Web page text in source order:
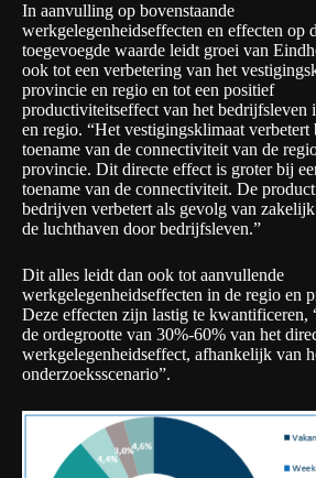
In aanvulling op bovenstaande
werkgelegenheidseffecten en effecten op
toegevoegde waarde leidt groei van
ook tot een verbetering van het
provincie en regio en tot een positief
productiviteitseffect van het bedrijfsleven
en regio. “Het vestigingsklimaat verbetert
toename van de connectiviteit van de
provincie. Dit directe effect is groter bij
toename van de connectiviteit. De
bedrijven verbetert als gevolg van
de luchthaven door bedrijfsleven.”
Dit alles leidt dan ook tot aanvullende
werkgelegenheidseffecten in de regio en
Deze effecten zijn lastig te kwantificeren,
de ordegrootte van 30%-60% van het
werkgelegenheidseffect, afhankelijk van
onderzoeksscenario”.